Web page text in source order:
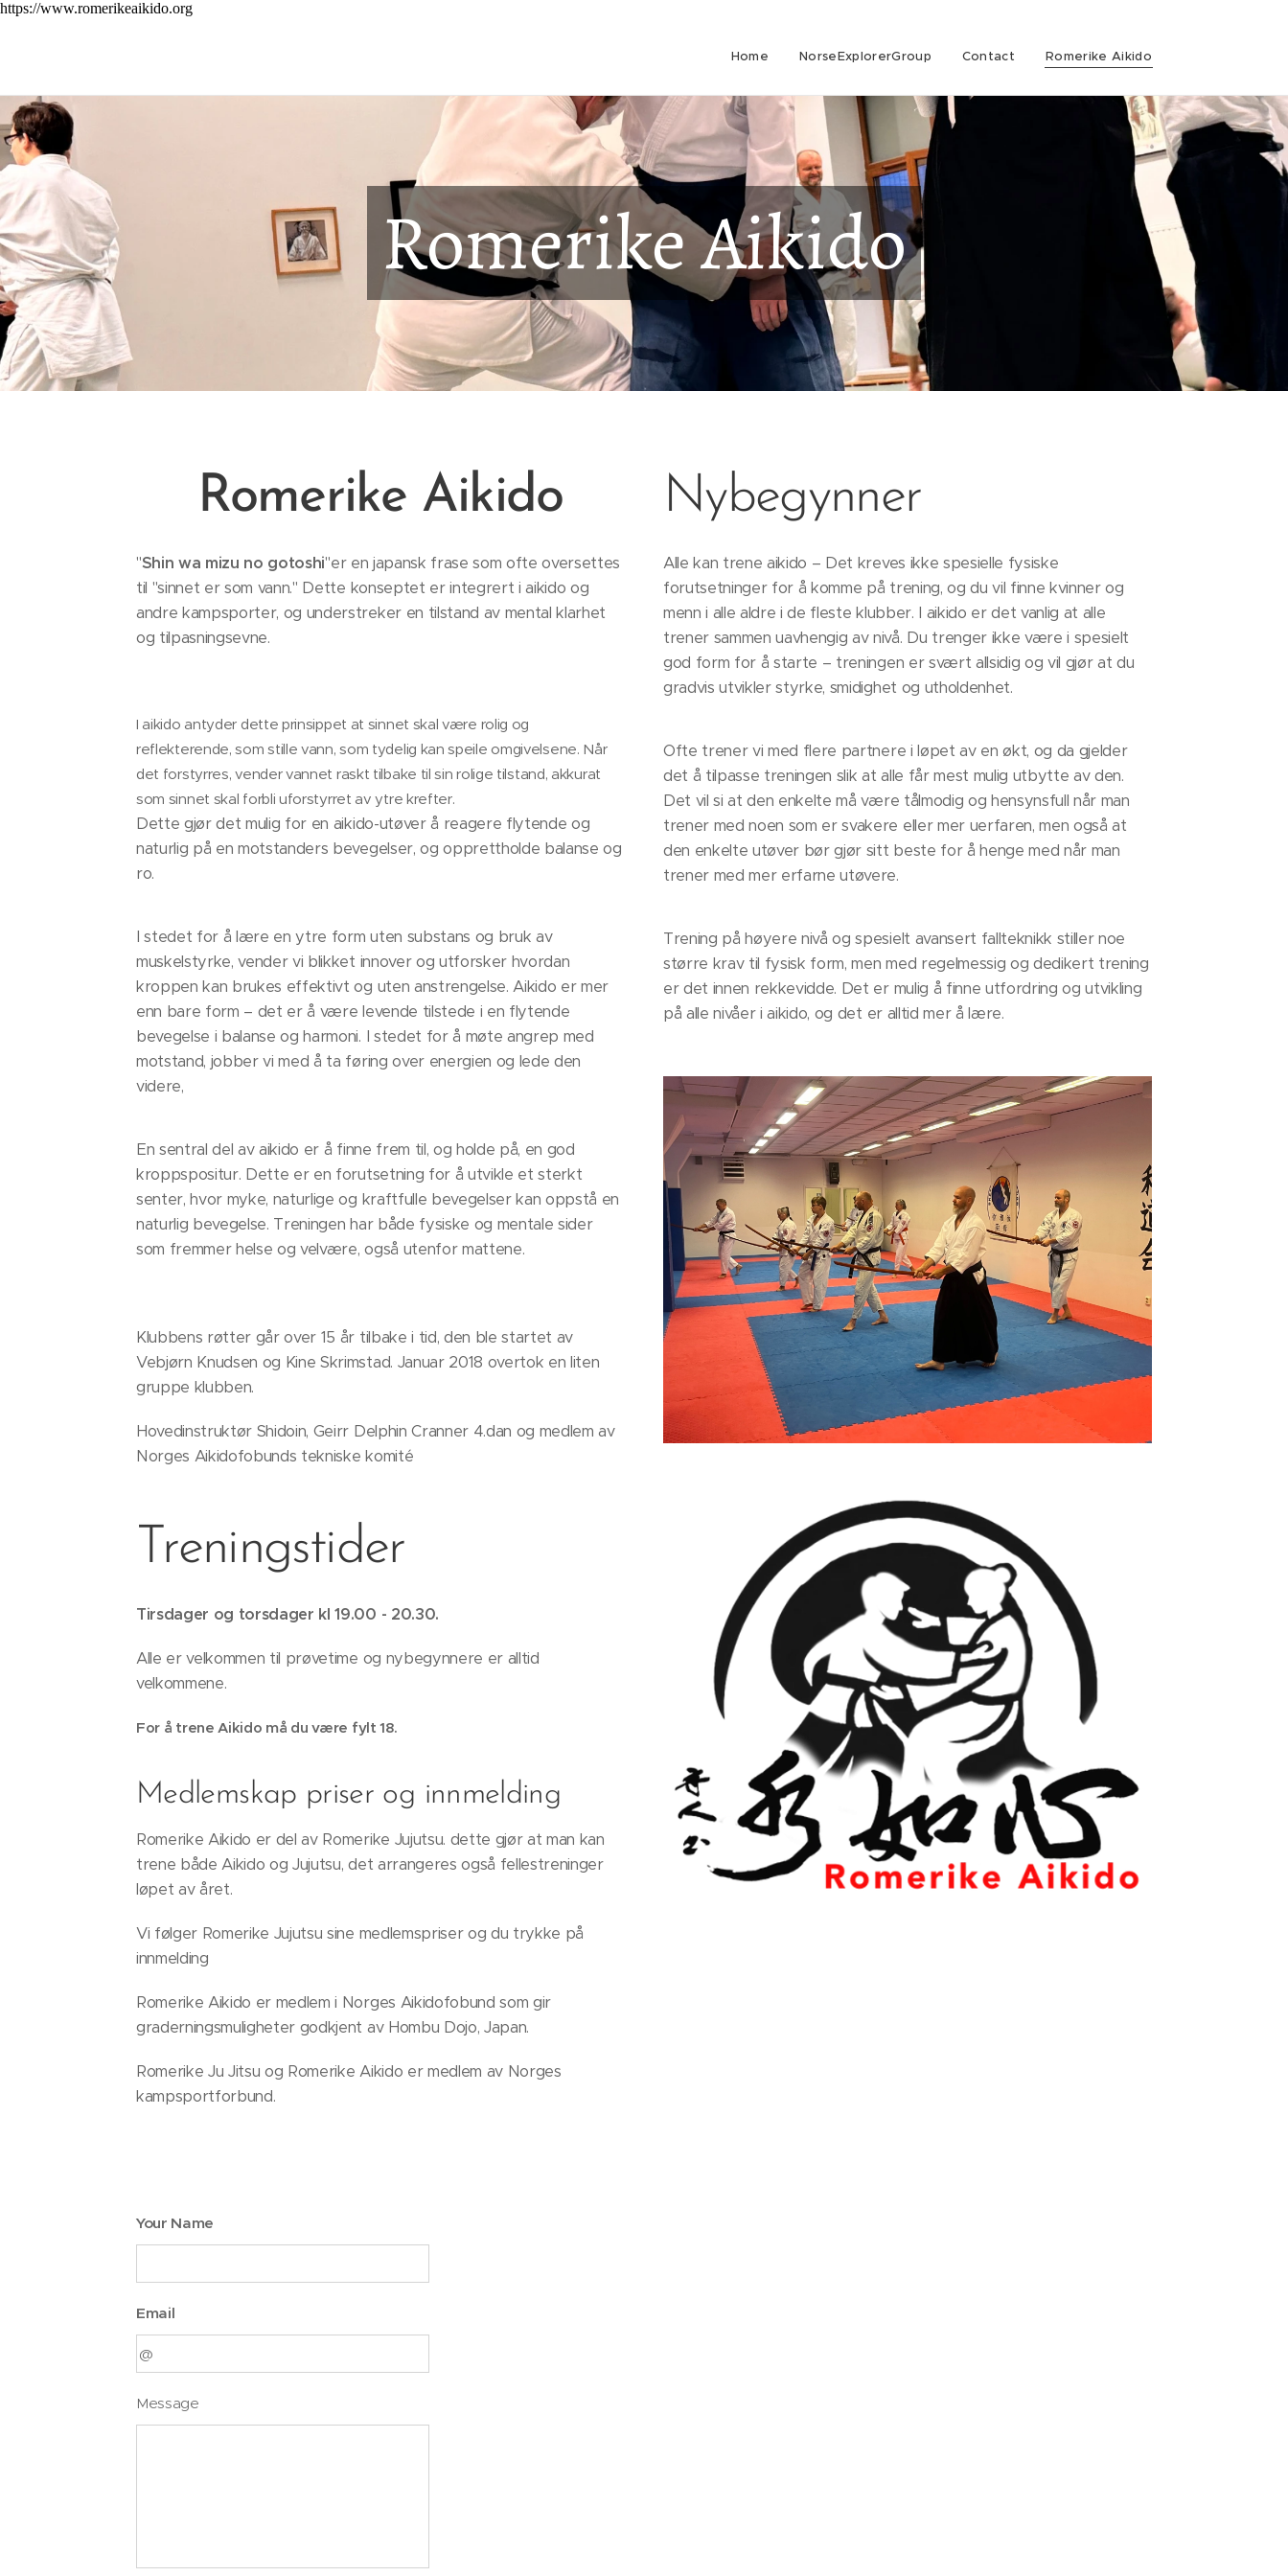
https://www.romerikeaikido.org
Home NorseExplorerGroup Contact Romerike Aikido
Romerike Aikido
Romerike Aikido
"Shin wa mizu no gotoshi"er en japansk frase som ofte oversettes
til "sinnet er som vann." Dette konseptet er integrert i aikido og
andre kampsporter, og understreker en tilstand av mental klarhet
og tilpasningsevne.
I aikido antyder dette prinsippet at sinnet skal være rolig og
reflekterende, som stille vann, som tydelig kan speile omgivelsene. Når
det forstyrres, vender vannet raskt tilbake til sin rolige tilstand, akkurat
som sinnet skal forbli uforstyrret av ytre krefter.
Dette gjør det mulig for en aikido-utøver å reagere flytende og
naturlig på en motstanders bevegelser, og opprettholde balanse og
ro.
I stedet for å lære en ytre form uten substans og bruk av
muskelstyrke, vender vi blikket innover og utforsker hvordan
kroppen kan brukes effektivt og uten anstrengelse. Aikido er mer
enn bare form – det er å være levende tilstede i en flytende
bevegelse i balanse og harmoni. I stedet for å møte angrep med
motstand, jobber vi med å ta føring over energien og lede den
videre,
En sentral del av aikido er å finne frem til, og holde på, en god
kroppspositur. Dette er en forutsetning for å utvikle et sterkt
senter, hvor myke, naturlige og kraftfulle bevegelser kan oppstå en
naturlig bevegelse. Treningen har både fysiske og mentale sider
som fremmer helse og velvære, også utenfor mattene.
Klubbens røtter går over 15 år tilbake i tid, den ble startet av
Vebjørn Knudsen og Kine Skrimstad. Januar 2018 overtok en liten
gruppe klubben.
Hovedinstruktør Shidoin, Geirr Delphin Cranner 4.dan og medlem av
Norges Aikidofobunds tekniske komité
Treningstider
Tirsdager og torsdager kl 19.00 - 20.30.
Alle er velkommen til prøvetime og nybegynnere er alltid
velkommene.
For å trene Aikido må du være fylt 18.
Medlemskap priser og innmelding
Romerike Aikido er del av Romerike Jujutsu. dette gjør at man kan
trene både Aikido og Jujutsu, det arrangeres også fellestreninger
løpet av året.
Vi følger Romerike Jujutsu sine medlemspriser og du trykke på
innmelding
Romerike Aikido er medlem i Norges Aikidofobund som gir
graderningsmuligheter godkjent av Hombu Dojo, Japan.
Romerike Ju Jitsu og Romerike Aikido er medlem av Norges
kampsportforbund.
Your Name
Email
Message
Nybegynner
Alle kan trene aikido – Det kreves ikke spesielle fysiske
forutsetninger for å komme på trening, og du vil finne kvinner og
menn i alle aldre i de fleste klubber. I aikido er det vanlig at alle
trener sammen uavhengig av nivå. Du trenger ikke være i spesielt
god form for å starte – treningen er svært allsidig og vil gjør at du
gradvis utvikler styrke, smidighet og utholdenhet.
Ofte trener vi med flere partnere i løpet av en økt, og da gjelder
det å tilpasse treningen slik at alle får mest mulig utbytte av den.
Det vil si at den enkelte må være tålmodig og hensynsfull når man
trener med noen som er svakere eller mer uerfaren, men også at
den enkelte utøver bør gjør sitt beste for å henge med når man
trener med mer erfarne utøvere.
Trening på høyere nivå og spesielt avansert fallteknikk stiller noe
større krav til fysisk form, men med regelmessig og dedikert trening
er det innen rekkevidde. Det er mulig å finne utfordring og utvikling
på alle nivåer i aikido, og det er alltid mer å lære.